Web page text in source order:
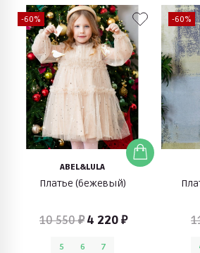
-60%
ABEL&LULA
Платье (бежевый)
10 550 ₽ 4 220 ₽
5 6 7
-60%